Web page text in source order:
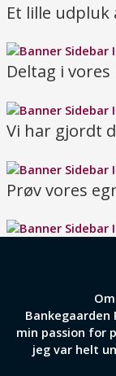
Et lille
Deltag i
Vi har gjordt
Prøv vores
min passion for
jeg var helt